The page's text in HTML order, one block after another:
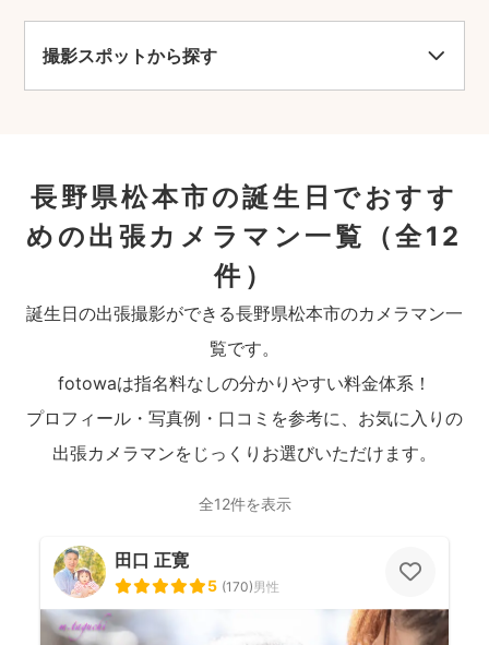
撮影スポットから探す
長野県松本市の誕生日でおすす
めの出張カメラマン一覧
（全12
件）
誕生日の出張撮影ができる長野県松本市のカメラマン一
覧です。
fotowaは指名料なしの分かりやすい料金体系！
プロフィール・写真例・口コミを参考に、お気に入りの
出張カメラマンをじっくりお選びいただけます。
全12件を表示
田口 正寛
5 (170)男性